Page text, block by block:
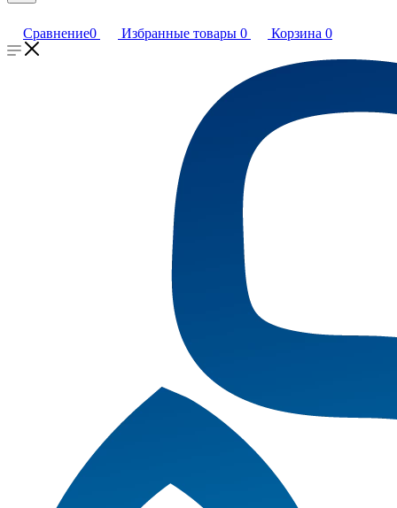
Сравнение0 Избранные товары 0 Корзина 0